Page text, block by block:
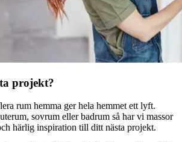
projekt?
rum hemma ger hela hemmet ett lyft.
sovrum eller badrum så har vi massor
härlig inspiration till ditt nästa projekt.